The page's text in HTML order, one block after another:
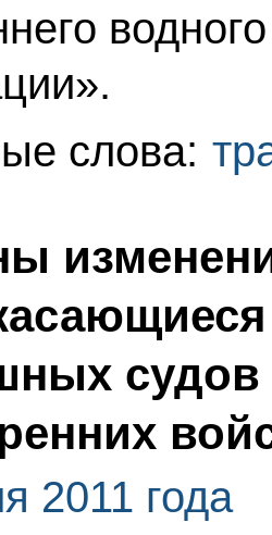
слова:
2011 года